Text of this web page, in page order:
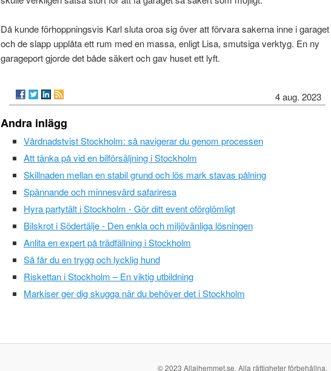
Då kunde förhoppningsvis Karl sluta oroa sig över att förvara sakerna inne i garaget
och de slapp upplåta ett rum med en massa, enligt Lisa, smutsiga verktyg. En ny
garageport gjorde det både säkert och gav huset ett lyft.
4 aug. 2023
Andra inlägg
Vårdnadstvist Stockholm: så navigerar du genom processen
Att tänka på vid en bilförsäljning i Stockholm
Skillnaden mellan en stabil grund och lös mark stavas pålning
Spännande och minnesvärd safariresa
Hyra partytält i Stockholm - Gör ditt event oförglömligt
Bilskrot i Södertälje - Den enkla och miljövänliga lösningen
Anlita en expert på trädfällning i Stockholm
Så får du en trygg och lycklig hund
Riskettan i Stockholm – En viktig utbildning
Markiser ger dig skugga när du behöver det i Stockholm
© 2023 Allaihemmet.se. Alla rättigheter förbehållna.